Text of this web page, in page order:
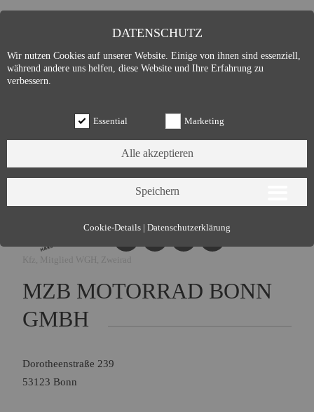
Kfz, Mitglied WGH, Zweirad
MZB MOTORRAD BONN
GMBH
Dorotheenstraße 239
53123 Bonn
DATENSCHUTZ
Wir nutzen Cookies auf unserer Website. Einige von ihnen sind essenziell,
während andere uns helfen, diese Website und Ihre Erfahrung zu
verbessern.
Essential Marketing
Essential (3)
Name:
Cookie Hinweis
Zweck:
Speichert die Cookie-Einstellungen des Besuchers
Cookies:
allowCookie
Laufzeit:
3 Monate
Name:
Session
Cookie-Details | Datenschutzerklärung